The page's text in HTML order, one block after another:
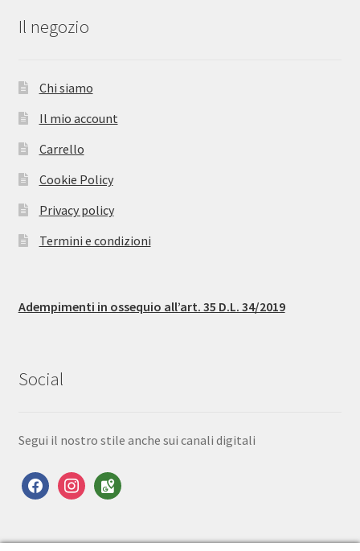
Il negozio
Chi siamo
Il mio account
Carrello
Cookie Policy
Privacy policy
Termini e condizioni
Adempimenti in ossequio all’art. 35 D.L. 34/2019
Social
Segui il nostro stile anche sui canali digitali
facebookinstagram
google-
maps